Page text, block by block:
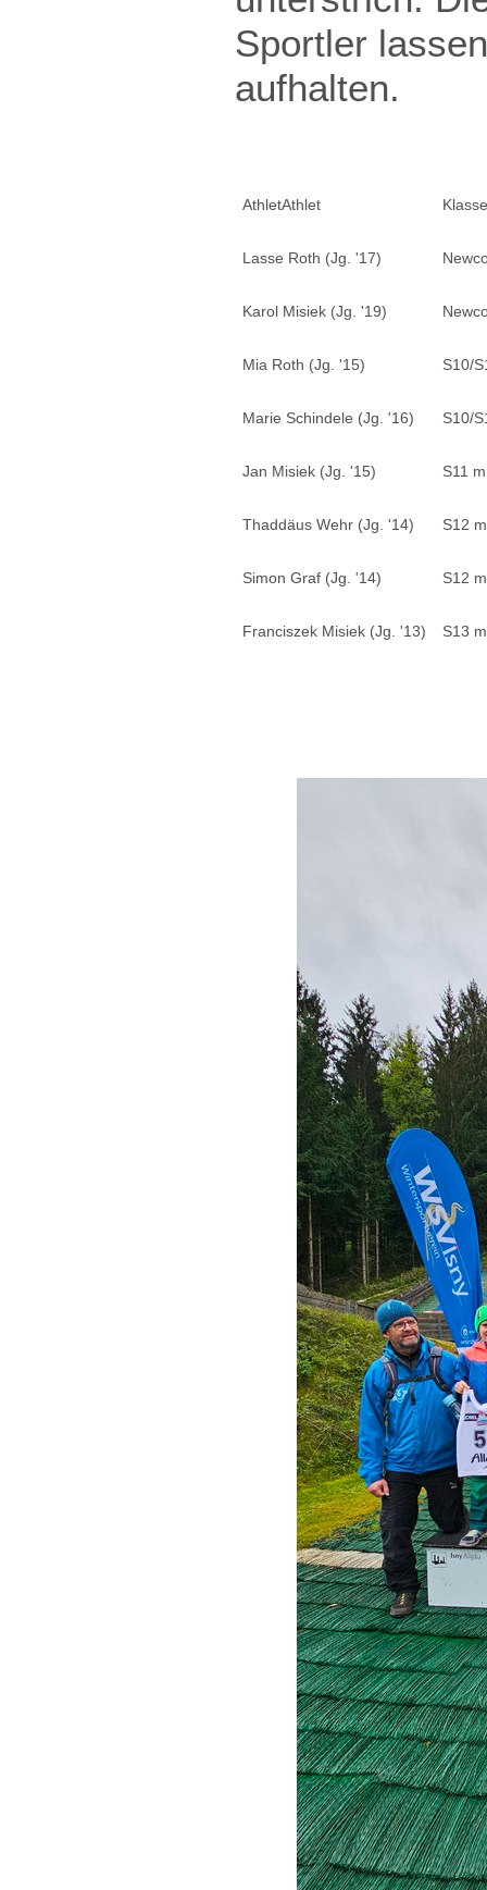
Sportler
aufhalten.
AthletAthlet Klasse
Lasse Roth (Jg. '17)
Karol Misiek (Jg. '19)
Mia Roth (Jg. '15) S10/
Marie Schindele (Jg. '16) S10/
Jan Misiek (Jg. '15) S11 m
Thaddäus Wehr (Jg. '14) S12 m
Simon Graf (Jg. '14) S12 m
Franciszek Misiek (Jg. '13) S13 m